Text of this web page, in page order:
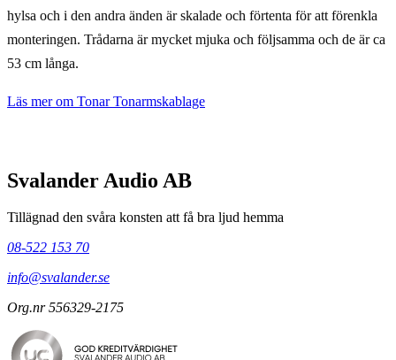
hylsa och i den andra änden är skalade och förtenta för att förenkla
monteringen. Trådarna är mycket mjuka och följsamma och de är ca
53 cm långa.
Läs mer om Tonar Tonarmskablage
Svalander Audio AB
Tillägnad den svåra konsten att få bra ljud hemma
08-522 153 70
info@svalander.se
Org.nr 556329-2175